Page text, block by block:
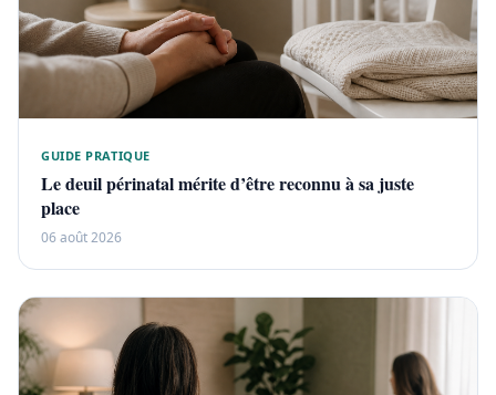
GUIDE PRATIQUE
Le deuil périnatal mérite d’être reconnu à sa juste
place
06 août 2026